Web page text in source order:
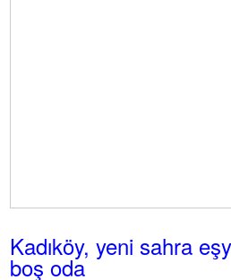
Kadıköy, yeni sahra
boş oda